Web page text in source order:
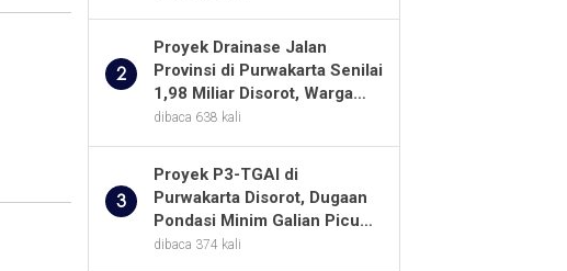
2
Proyek Drainase Jalan
Provinsi di Purwakarta Senilai
1,98 Miliar Disorot, Warga
Minta Kualitas Pekerjaan
dibaca 638 kali
3
Proyek P3-TGAI di
Purwakarta Disorot, Dugaan
Pondasi Minim Galian Picu
Pertanyaan Besar soal
dibaca 374 kali